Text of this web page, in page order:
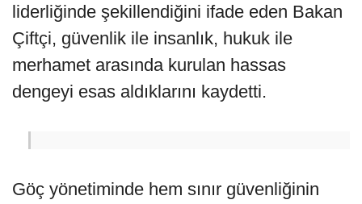
liderliğinde şekillendiğini ifade eden Bakan
Çiftçi, güvenlik ile insanlık, hukuk ile
merhamet arasında kurulan hassas
dengeyi esas aldıklarını kaydetti.
Göç yönetiminde hem sınır güvenliğinin